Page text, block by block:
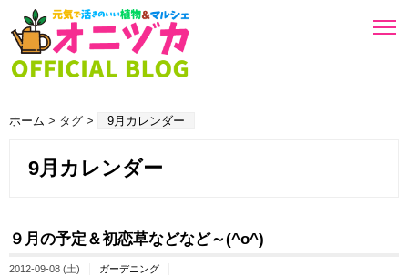
ホーム > タグ > 9月カレンダー
9月カレンダー
９月の予定＆初恋草などなど～(^o^)
2012-09-08 (土)
ガーデニング